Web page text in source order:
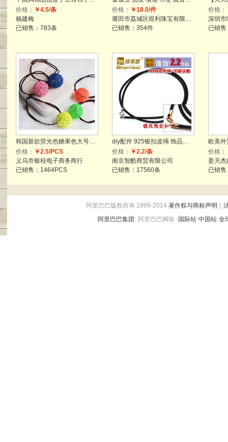
价格： ￥4.5/条
杨建梅
已销售：783条
价格： ￥18.0/件
莆田市荔城区煜利珠宝有限公司
已销售：354件
价格：
深圳市
已销
韩国新款荧光色糖果色大号铁丝金属球球 花朵蝴蝶结筋发圈头绳花
价格： ￥2.5/PCS
义乌市银桂电子商务商行
已销售：1464PCS
diy配件 925银扣皮绳 饰品吊坠项链挂绳 黑绳 男女粗细 P0095021
价格： ￥2.2/条
南京智酷商贸有限公司
已销售：17560条
价格：
姜天杰
已销
阿里巴巴版权所有 1999-2014 著作权与商标声明
阿里巴巴集团 : 阿里巴巴网络 -国际站 中国站 全